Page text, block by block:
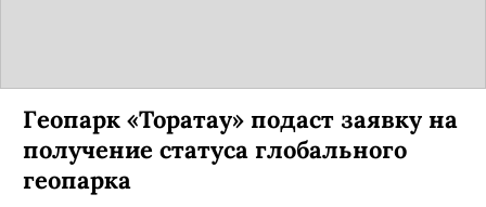
Геопарк «Торатау» подаст заявку на
получение статуса глобального
геопарка